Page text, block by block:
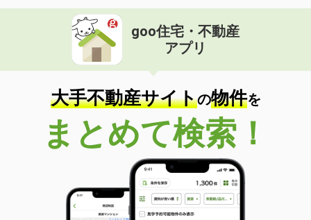
goo住宅・不動産
アプリ
大手不動産サイトの物件を
まとめて検索！